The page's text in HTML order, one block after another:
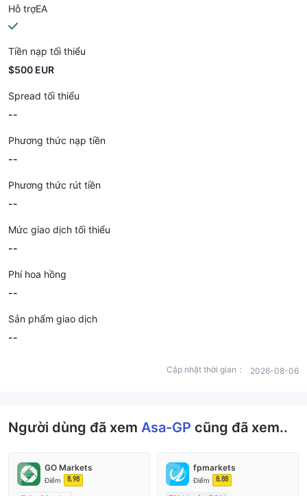
Hỗ trợEA
Tiền nạp tối thiểu
$500 EUR
Spread tối thiểu
--
Phương thức nạp tiền
--
Phương thức rút tiền
--
Mức giao dịch tối thiểu
--
Phí hoa hồng
--
Sản phẩm giao dịch
--
Cập nhật thời gian： 2026-08-06
Người dùng đã xem Asa-GP cũng đã xem..
GO Markets
Điểm 8.98
fpmarkets
Điểm 8.88